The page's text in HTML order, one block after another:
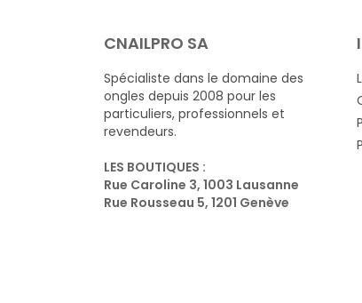
CNAILPRO SA
Spécialiste dans le domaine des
ongles depuis 2008 pour les
particuliers, professionnels et
revendeurs.
LES BOUTIQUES :
Rue Caroline 3, 1003 Lausanne
Rue Rousseau 5, 1201 Genève